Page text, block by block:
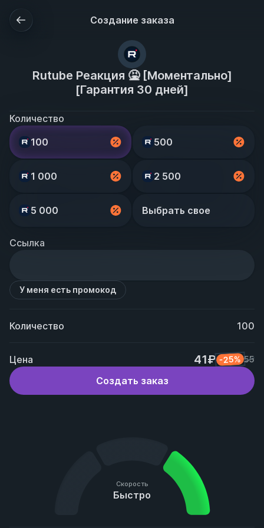
Создание заказа
Rutube Реакция 🤮 [Моментально]
[Гарантия 30 дней]
Количество
100
500
1 000 2 500
5 000 Выбрать свое
Ссылка
У меня есть промокод
Количество 100
Цена 41₽ -25% 55
Создать заказ
Скорость
Быстро